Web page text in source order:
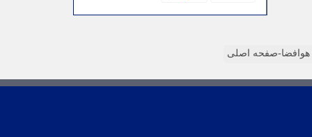
هوافضا-صفحه اصلی